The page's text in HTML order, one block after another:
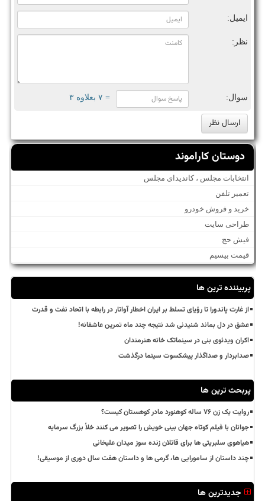
ایمیل:
نظر:
سوال: = ۷ بعلاوه ۳
دوستان کاراموند
انتخابات مجلس ، کاندیدای مجلس
تعمیر تلفن
خرید و فروش خودرو
طراحی سایت
فیش حج
قیمت بیسیم
پربیننده ترین ها
از غارت پاندورا تا رؤیای تسلط بر ایران اخطار آواتار در رابطه با اتحاد نفت و قدرت
عشق در دل بماند شنیدنی شد نتیجه چند ماه تمرین عاشقانه!
اکران ویدئوی بنی در سینماتک خانه هنرمندان
صدابردار و صداگذار پیشکسوت سینما درگذشت
پربحث ترین ها
روایت یک زن ۷۶ ساله کوهنورد مادر کوهستان کیست؟
جوانان با فیلم کوتاه جهان بینی خویش را تصویر می کنند خلأ بزرگ سرمایه
هیاهوی سلبریتی ها برای قاتلان زنده سوز میدان علیخانی
چند داستان از سامورایی ها، گرمی ها و داستان هفت سال دوری از موسیقی!
جدیدترین ها